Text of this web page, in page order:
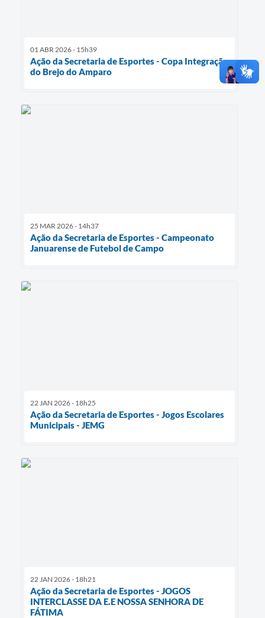
01 ABR 2026 - 15h39
Ação da Secretaria de Esportes - Copa Integração
do Brejo do Amparo
25 MAR 2026 - 14h37
Ação da Secretaria de Esportes - Campeonato
Januarense de Futebol de Campo
22 JAN 2026 - 18h25
Ação da Secretaria de Esportes - Jogos Escolares
Municipais - JEMG
22 JAN 2026 - 18h21
Ação da Secretaria de Esportes - JOGOS
INTERCLASSE DA E.E NOSSA SENHORA DE
FÁTIMA